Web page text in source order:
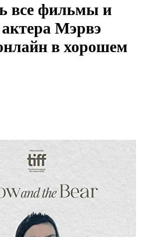
все фильмы и
Мэрвэ
в хорошем